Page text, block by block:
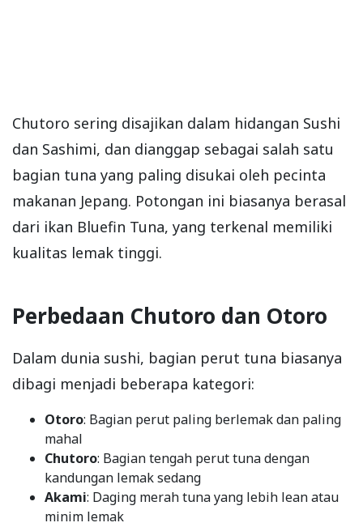
Chutoro sering disajikan dalam hidangan Sushi
dan Sashimi, dan dianggap sebagai salah satu
bagian tuna yang paling disukai oleh pecinta
makanan Jepang. Potongan ini biasanya berasal
dari ikan Bluefin Tuna, yang terkenal memiliki
kualitas lemak tinggi.
Perbedaan Chutoro dan Otoro
Dalam dunia sushi, bagian perut tuna biasanya
dibagi menjadi beberapa kategori:
Otoro: Bagian perut paling berlemak dan paling
mahal
Chutoro: Bagian tengah perut tuna dengan
kandungan lemak sedang
Akami: Daging merah tuna yang lebih lean atau
minim lemak